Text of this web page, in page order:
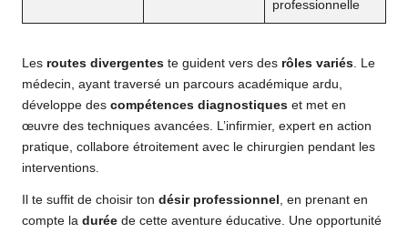
professionnelle
Les routes divergentes te guident vers des rôles variés . Le
médecin, ayant traversé un parcours académique ardu,
développe des compétences diagnostiques et met en
œuvre des techniques avancées. L’infirmier, expert en action
pratique, collabore étroitement avec le chirurgien pendant les
interventions.
Il te suffit de choisir ton désir professionnel , en prenant en
compte la durée de cette aventure éducative. Une opportunité